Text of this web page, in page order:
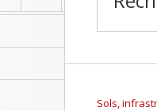
Sols,